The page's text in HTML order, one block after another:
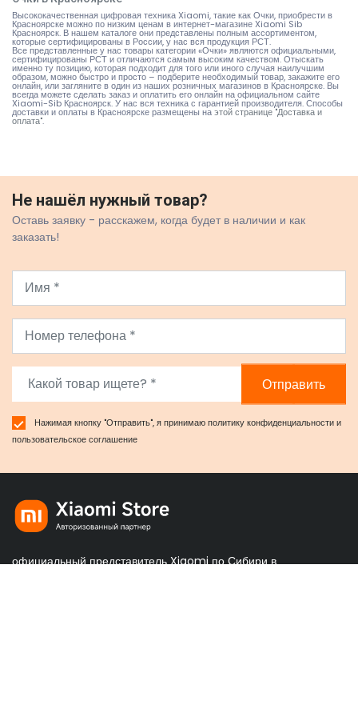
Высококачественная цифровая техника Xiaomi, такие как Очки, приобрести в
Красноярске можно по низким ценам в интернет-магазине Xiaomi Sib
Красноярск. В нашем каталоге они представлены полным ассортиментом,
которые сертифицированы в России, у нас вся продукция РСТ.
Все представленные у нас товары категории «Очки» являются официальными,
сертифицированы РСТ и отличаются самым высоким качеством. Отыскать
именно ту позицию, которая подходит для того или иного случая наилучшим
образом, можно быстро и просто – подберите необходимый товар, закажите его
онлайн, или загляните в один из наших розничных магазинов в Красноярске. Вы
всегда можете сделать заказ и оплатить его онлайн на официальном сайте
Xiaomi-Sib Красноярск. У нас вся техника с гарантией производителя. Способы
доставки и оплаты в Красноярске размещены наэтой странице "Доставка и
оплата".
Не нашёл нужный товар?
Оставь заявку - расскажем, когда будет в наличии и как
заказать!
Отправить
Нажимая кнопку "Отправить", я принимаюполитику конфиденциальностии
пользовательское соглашение
официальный представитель Xiaomi по Сибири в